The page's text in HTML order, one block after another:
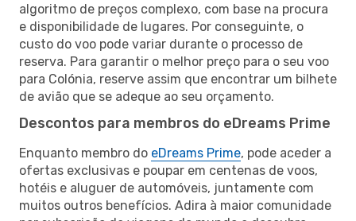
algoritmo de preços complexo, com base na procura
e disponibilidade de lugares. Por conseguinte, o
custo do voo pode variar durante o processo de
reserva. Para garantir o melhor preço para o seu voo
para Colónia, reserve assim que encontrar um bilhete
de avião que se adeque ao seu orçamento.
Descontos para membros do eDreams Prime
Enquanto membro do eDreams Prime, pode aceder a
ofertas exclusivas e poupar em centenas de voos,
hotéis e aluguer de automóveis, juntamente com
muitos outros benefícios. Adira à maior comunidade